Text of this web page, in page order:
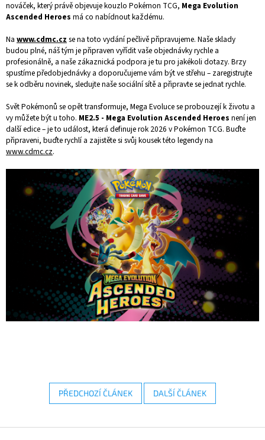
nováček, který právě objevuje kouzlo Pokémon TCG, Mega Evolution
Ascended Heroes má co nabídnout každému.
Na www.cdmc.cz se na toto vydání pečlivě připravujeme. Naše sklady
budou plné, náš tým je připraven vyřídit vaše objednávky rychle a
profesionálně, a naše zákaznická podpora je tu pro jakékoli dotazy. Brzy
spustíme předobjednávky a doporučujeme vám být ve střehu – zaregistrujte
se k odběru novinek, sledujte naše sociální sítě a připravte se jednat rychle.
Svět Pokémonů se opět transformuje, Mega Evoluce se probouzejí k životu a
vy můžete být u toho. ME2.5 - Mega Evolution Ascended Heroes není jen
další edice – je to událost, která definuje rok 2026 v Pokémon TCG. Buďte
připraveni, buďte rychlí a zajistěte si svůj kousek této legendy na
www.cdmc.cz.
PŘEDCHOZÍ ČLÁNEK DALŠÍ ČLÁNEK